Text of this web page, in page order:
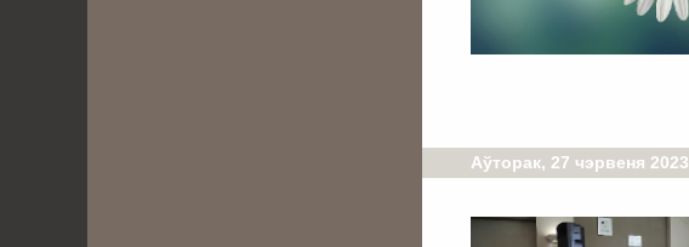
Аўторак, 27 чэрвеня 2023